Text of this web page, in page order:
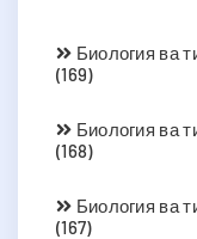
Биология ва
(169)
Биология ва
(168)
Биология ва
(167)